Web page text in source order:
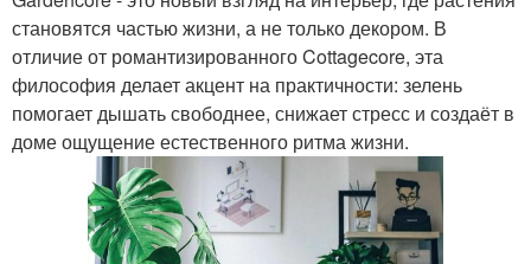
становятся частью жизни, а не только декором. В
отличие от романтизированного Cottagecore, эта
философия делает акцент на практичности: зелень
помогает дышать свободнее, снижает стресс и создаёт в
доме ощущение естественного ритма жизни.